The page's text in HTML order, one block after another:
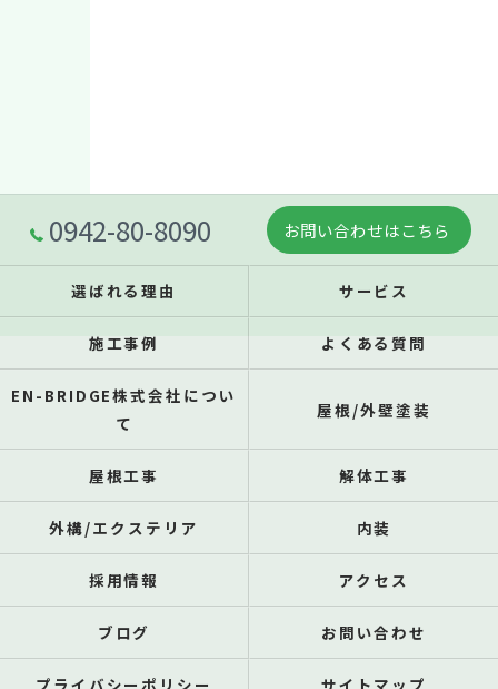
0942-80-8090 お問い合わせはこちら
選ばれる理由 サービス
施工事例 よくある質問
EN-BRIDGE株式会社につい
て
屋根/外壁塗装
屋根工事 解体工事
外構/エクステリア 内装
採用情報 アクセス
ブログ お問い合わせ
プライバシーポリシー サイトマップ